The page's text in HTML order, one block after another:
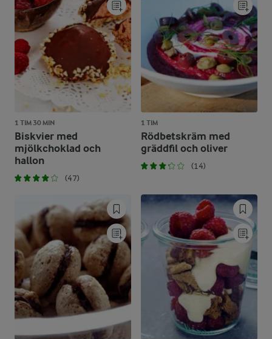
1 TIM 30 MIN
Biskvier med
mjölkchoklad och
hallon
(47)
1 TIM
Rödbetskräm med
gräddfil och oliver
(14)